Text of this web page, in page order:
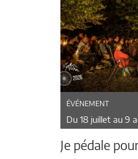
ÉVÉNEMENT
Du 18 juillet au 9
Je pédale